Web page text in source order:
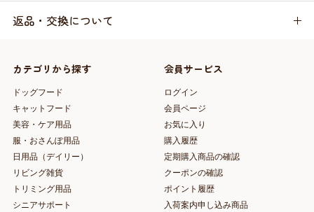
返品・交換について
カテゴリから探す
ドッグフード
キャットフード
美容・ケア用品
服・おさんぽ用品
日用品（デイリー）
リビング雑貨
トリミング用品
シニアサポート
会員サービス
ログイン
会員ページ
お気に入り
購入履歴
定期購入商品の確認
クーポンの確認
ポイント履歴
入荷案内申し込み商品